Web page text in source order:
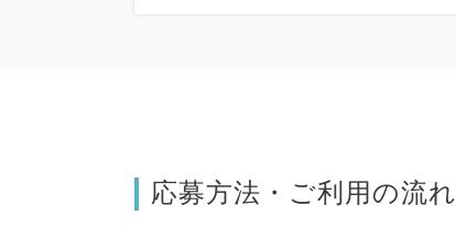
応募方法・ご利用の流れ